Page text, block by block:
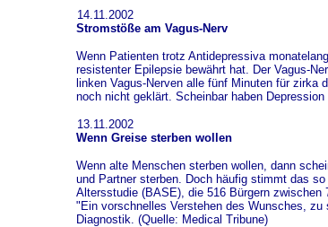
14.11.2002
Stromstöße am Vagus-Nerv
Wenn Patienten trotz Antidepressiva
resistenter Epilepsie bewährt hat. Der Vagus-
linken Vagus-Nerven alle fünf Minuten für zirka
noch nicht geklärt. Scheinbar haben
13.11.2002
Wenn Greise sterben wollen
Wenn alte Menschen sterben wollen, dann
und Partner sterben. Doch häufig stimmt das
Altersstudie (BASE), die 516 Bürgern
"Ein vorschnelles Verstehen des Wunsches,
Diagnostik. (Quelle: Medical Tribune)